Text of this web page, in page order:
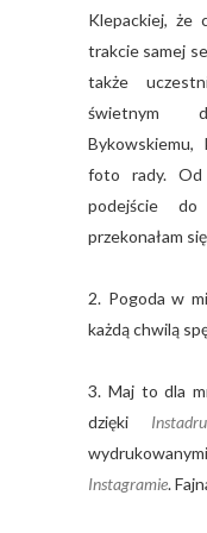
Klepackiej, że
trakcie samej
także
świetnym
Bykowskiemu,
foto rady. Od
podejście
przekonałam
2. Pogoda w
każdą chwilą
3. Maj to dla
dzięki
Instagramie.